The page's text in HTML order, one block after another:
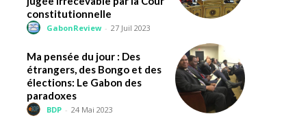
constitutionnelle
GabonReview - 27 Juil 2023
Ma pensée du jour : Des
étrangers, des Bongo et des
élections: Le Gabon des
paradoxes
BDP - 24 Mai 2023